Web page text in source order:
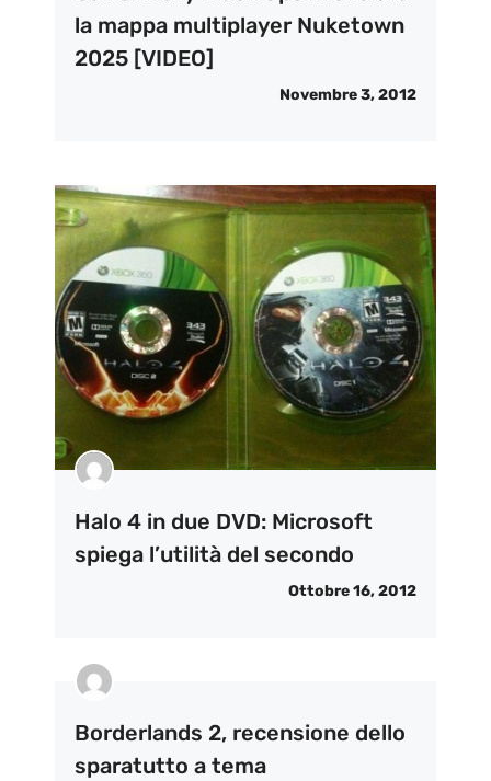
la mappa multiplayer Nuketown
2025 [VIDEO]
Novembre 3, 2012
Halo 4 in due DVD: Microsoft
spiega l’utilità del secondo
Ottobre 16, 2012
Borderlands 2, recensione dello
sparatutto a tema